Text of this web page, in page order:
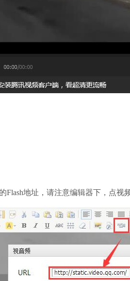
Flash地址，请注意编辑器下，点